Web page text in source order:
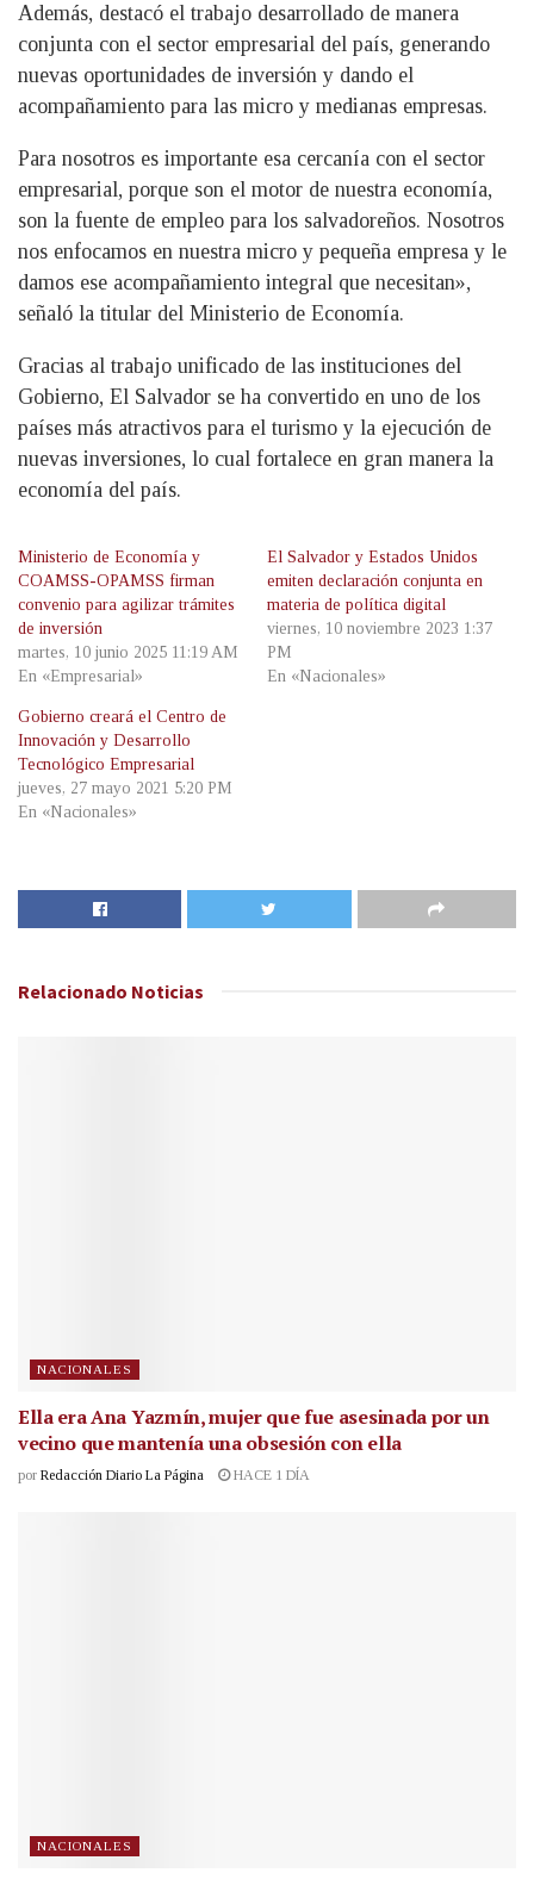
Además, destacó el trabajo desarrollado de manera
conjunta con el sector empresarial del país, generando
nuevas oportunidades de inversión y dando el
acompañamiento para las micro y medianas empresas.
Para nosotros es importante esa cercanía con el sector
empresarial, porque son el motor de nuestra economía,
son la fuente de empleo para los salvadoreños. Nosotros
nos enfocamos en nuestra micro y pequeña empresa y le
damos ese acompañamiento integral que necesitan»,
señaló la titular del Ministerio de Economía.
Gracias al trabajo unificado de las instituciones del
Gobierno, El Salvador se ha convertido en uno de los
países más atractivos para el turismo y la ejecución de
nuevas inversiones, lo cual fortalece en gran manera la
economía del país.
Ministerio de Economía y
COAMSS-OPAMSS firman
convenio para agilizar trámites
de inversión
martes, 10 junio 2025 11:19 AM
En «Empresarial»
El Salvador y Estados Unidos
emiten declaración conjunta en
materia de política digital
viernes, 10 noviembre 2023 1:37
PM
En «Nacionales»
Gobierno creará el Centro de
Innovación y Desarrollo
Tecnológico Empresarial
jueves, 27 mayo 2021 5:20 PM
En «Nacionales»
Relacionado Noticias
NACIONALES
Ella era Ana Yazmín, mujer que fue asesinada por un
vecino que mantenía una obsesión con ella
por Redacción Diario La Página HACE 1 DÍA
NACIONALES